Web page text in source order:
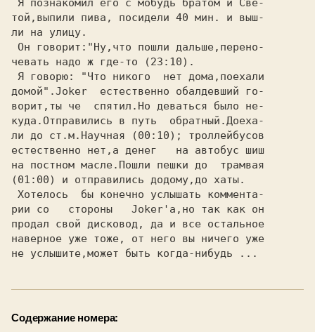
той,выпили пива, посидели 40 мин. и выш-
ли на улицу.
чевать надо ж где-то (23:10).
домой".Joker  естественно обалдевший го-
ворит,ты че  спятил.Но деваться было не-
куда.Отправились в путь  обратный.Доеха-
ли до ст.м.Научная (00:10); троллейбусов
естественно нет,а денег   на автобус шиш
на постном масле.Пошли пешки до  трамвая
(01:00) и отправились додому,до хаты.
рии со   стороны   Joker'а,но так как он
продал свой дисковод, да и все остальное
наверное уже тоже, от него вы ничего уже
Содержание номера: